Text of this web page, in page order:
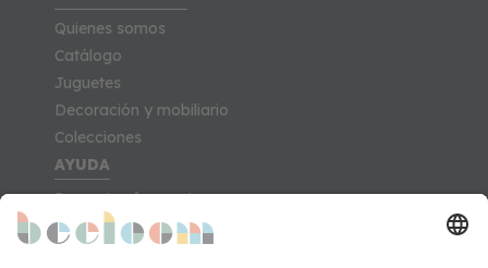
Quienes somos
Catálogo
Juguetes
Decoración y mobiliario
Colecciones
AYUDA
Preguntas frecuentes
Contacto